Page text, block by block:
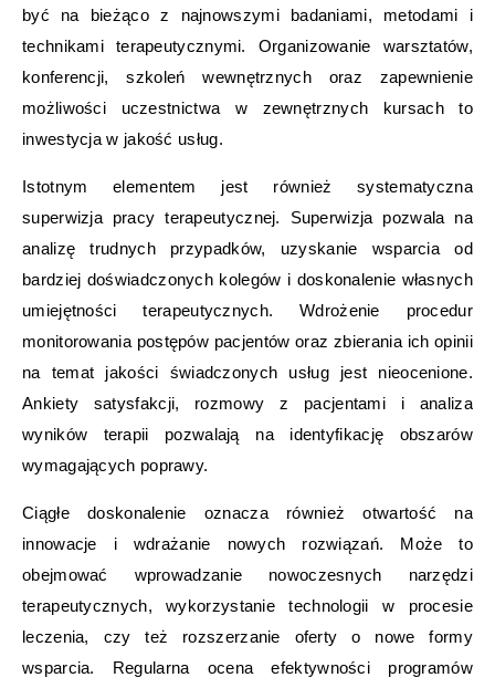
być na bieżąco z najnowszymi badaniami, metodami i
technikami terapeutycznymi. Organizowanie warsztatów,
konferencji, szkoleń wewnętrznych oraz zapewnienie
możliwości uczestnictwa w zewnętrznych kursach to
inwestycja w jakość usług.
Istotnym elementem jest również systematyczna
superwizja pracy terapeutycznej. Superwizja pozwala na
analizę trudnych przypadków, uzyskanie wsparcia od
bardziej doświadczonych kolegów i doskonalenie własnych
umiejętności terapeutycznych. Wdrożenie procedur
monitorowania postępów pacjentów oraz zbierania ich opinii
na temat jakości świadczonych usług jest nieocenione.
Ankiety satysfakcji, rozmowy z pacjentami i analiza
wyników terapii pozwalają na identyfikację obszarów
wymagających poprawy.
Ciągłe doskonalenie oznacza również otwartość na
innowacje i wdrażanie nowych rozwiązań. Może to
obejmować wprowadzanie nowoczesnych narzędzi
terapeutycznych, wykorzystanie technologii w procesie
leczenia, czy też rozszerzanie oferty o nowe formy
wsparcia. Regularna ocena efektywności programów